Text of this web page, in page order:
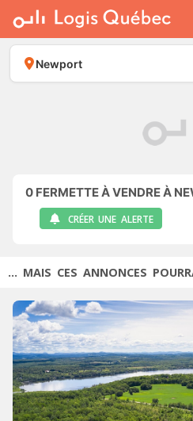
À LOUER
À VENDRE
PLACER UNE ANNONCE
Newport
0 FERMETTE À VENDRE À
CRÉER UNE ALERTE
... MAIS CES ANNONCES